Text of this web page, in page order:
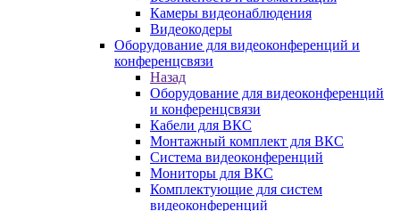
Камеры видеонаблюдения
Видеокодеры
Оборудование для видеоконференций и
конференцсвязи
Назад
Оборудование для видеоконференций
и конференцсвязи
Кабели для ВКС
Монтажный комплект для ВКС
Система видеоконференций
Мониторы для ВКС
Комплектующие для систем
видеоконференций